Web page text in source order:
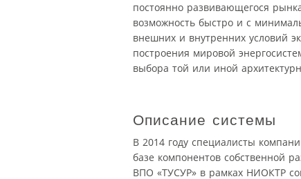
постоянно развивающегося
возможность быстро и с
внешних и внутренних условий
построения мировой
выбора той или иной
Описание системы
В 2014 году специалисты
базе компонентов собственной
ВПО «ТУСУР» в рамках НИОКТР